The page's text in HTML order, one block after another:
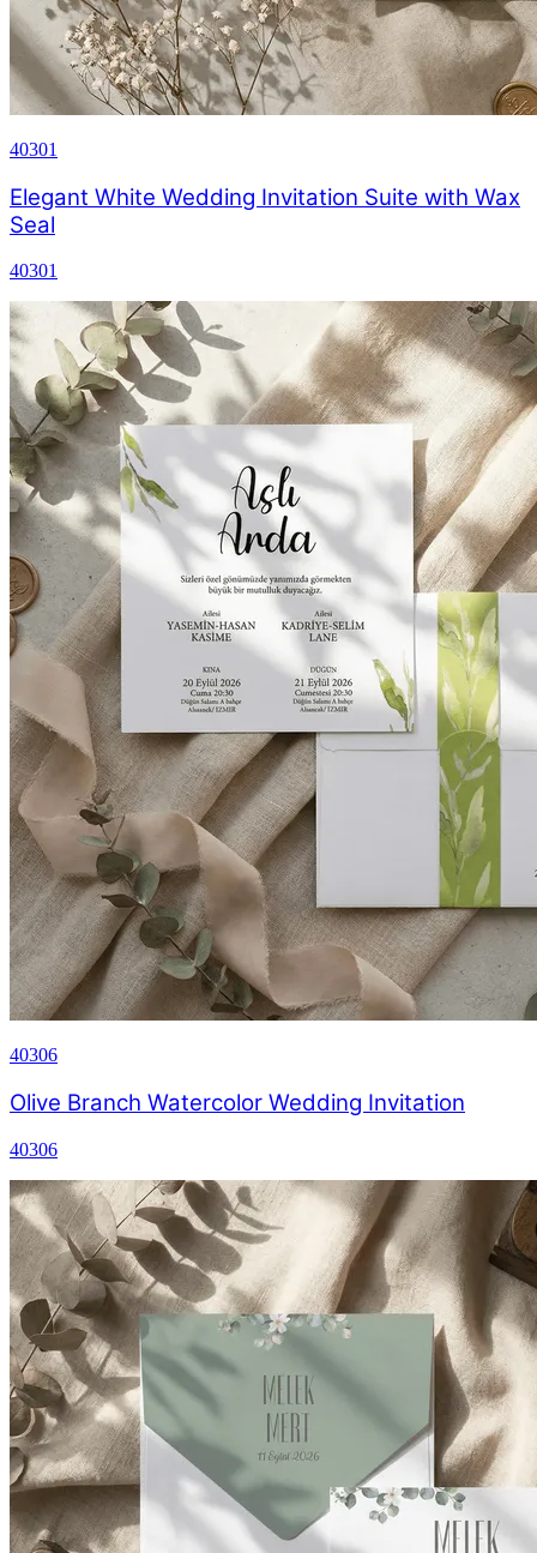
40301
Elegant White Wedding Invitation Suite with Wax
Seal
40301
40306
Olive Branch Watercolor Wedding Invitation
40306